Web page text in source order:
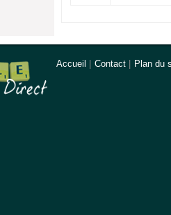
Accueil Contact Plan du